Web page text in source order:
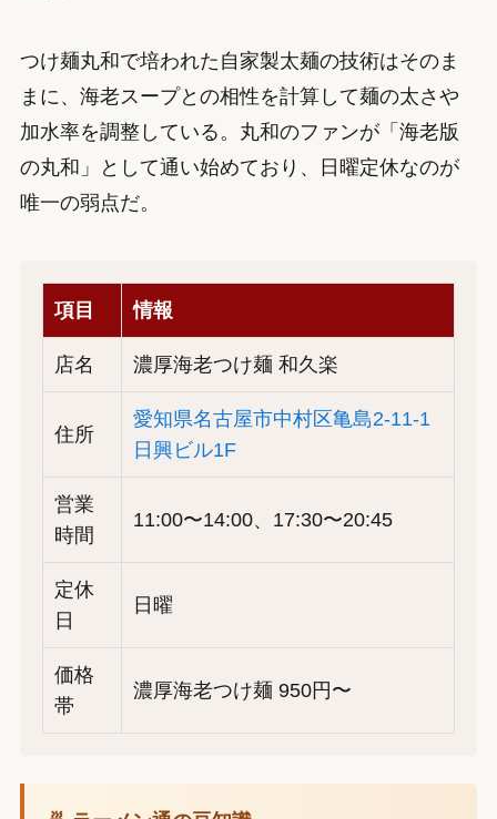
つけ麺丸和で培われた自家製太麺の技術はそのま
まに、海老スープとの相性を計算して麺の太さや
加水率を調整している。丸和のファンが「海老版
の丸和」として通い始めており、日曜定休なのが
唯一の弱点だ。
項目 情報
店名 濃厚海老つけ麺 和久楽
住所
愛知県名古屋市中村区亀島2-11-1
日興ビル1F
営業
時間
11:00〜14:00、17:30〜20:45
定休
日
日曜
価格
帯
濃厚海老つけ麺 950円〜